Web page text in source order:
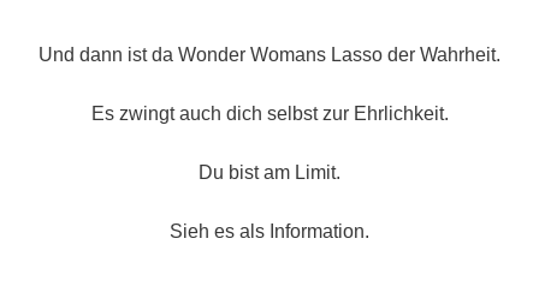
Und dann ist da Wonder Womans Lasso der Wahrheit.
Es zwingt auch dich selbst zur Ehrlichkeit.
Du bist am Limit.
Sieh es als Information.